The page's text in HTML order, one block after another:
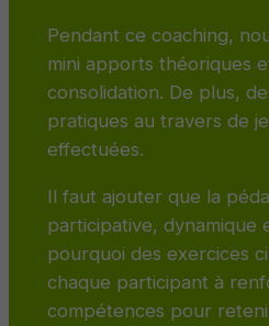
Pendant ce coaching,
mini apports théoriques
consolidation. De plus,
pratiques au travers de
effectuées.
Il faut ajouter que la
participative, dynamique
pourquoi des exercices
chaque participant à
compétences pour